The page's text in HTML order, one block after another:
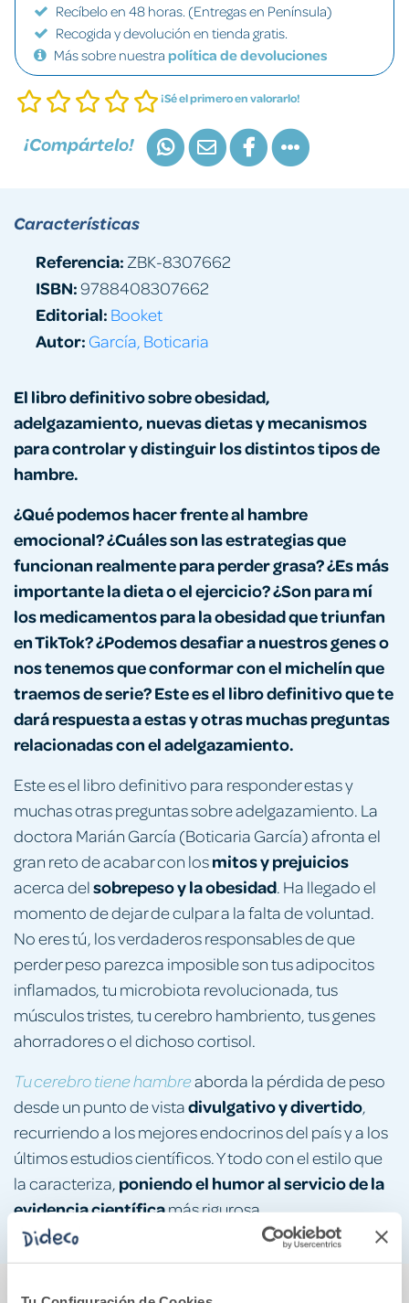
Recíbelo en 48 horas. (Entregas en Península)
Recogida y devolución en tienda gratis.
Más sobre nuestra política de devoluciones
¡Sé el primero en valorarlo!
¡Compártelo!
El libro definitivo sobre obesidad,
adelgazamiento, nuevas dietas y mecanismos
para controlar y distinguir los distintos tipos de
hambre.
¿Qué podemos hacer frente al hambre
emocional? ¿Cuáles son las estrategias que
funcionan realmente para perder grasa? ¿Es más
importante la dieta o el ejercicio? ¿Son para mí
los medicamentos para la obesidad que triunfan
en TikTok? ¿Podemos desafiar a nuestros genes o
nos tenemos que conformar con el michelín que
traemos de serie? Este es el libro definitivo que te
dará respuesta a estas y otras muchas preguntas
relacionadas con el adelgazamiento.
Este es el libro definitivo para responder estas y
muchas otras preguntas sobre adelgazamiento. La
doctora Marián García (Boticaria García) afronta el
gran reto de acabar con losmitos y prejuicios
acerca delsobrepeso y la obesidad. Ha llegado el
momento de dejar de culpar a la falta de voluntad.
No eres tú, los verdaderos responsables de que
perder peso parezca imposible son tus adipocitos
inflamados, tu microbiota revolucionada, tus
músculos tristes, tu cerebro hambriento, tus genes
ahorradores o el dichoso cortisol.
Tu cerebro tiene hambreaborda la pérdida de peso
desde un punto de vistadivulgativo y divertido,
recurriendo a los mejores endocrinos del país y a los
últimos estudios científicos. Y todo con el estilo que
la caracteriza, poniendo el humor al servicio de la
evidencia científicamás rigurosa.
Características
Referencia: ZBK-8307662
ISBN:9788408307662
Editorial: Booket
Autor: García, Boticaria
También podría gustarte...